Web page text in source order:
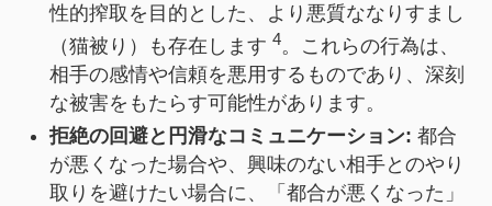
性的搾取を目的とした、より悪質ななりすまし
（猫被り）も存在します 4。これらの行為は、
相手の感情や信頼を悪用するものであり、深刻
な被害をもたらす可能性があります。
拒絶の回避と円滑なコミュニケーション: 都合
が悪くなった場合や、興味のない相手とのやり
取りを避けたい場合に、「都合が悪くなった」